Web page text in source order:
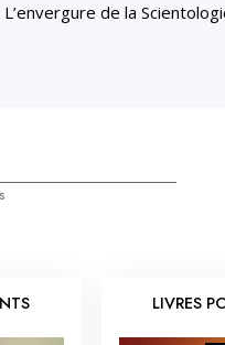
L’envergure de la
LIVRES